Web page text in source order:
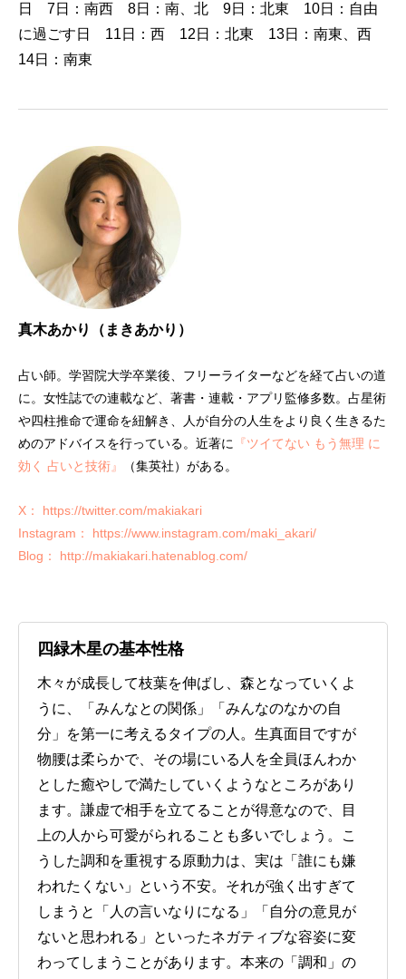
日 7日：南西 8日：南、北 9日：北東 10日：自由
に過ごす日 11日：西 12日：北東 13日：南東、西
14日：南東
真木あかり（まきあかり）
占い師。学習院大学卒業後、フリーライターなどを経て占いの道
に。女性誌での連載など、著書・連載・アプリ監修多数。占星術
や四柱推命で運命を紐解き、人が自分の人生をより良く生きるた
めのアドバイスを行っている。近著に
『ツイてない もう無理 に
効く 占いと技術』
（集英社）がある。
X： https://twitter.com/makiakari
Instagram： https://www.instagram.com/maki_akari/
Blog： http://makiakari.hatenablog.com/
四緑木星の基本性格
木々が成長して枝葉を伸ばし、森となっていくよ
うに、「みんなとの関係」「みんなのなかの自
分」を第一に考えるタイプの人。生真面目ですが
物腰は柔らかで、その場にいる人を全員ほんわか
とした癒やしで満たしていくようなところがあり
ます。謙虚で相手を立てることが得意なので、目
上の人から可愛がられることも多いでしょう。こ
うした調和を重視する原動力は、実は「誰にも嫌
われたくない」という不安。それが強く出すぎて
しまうと「人の言いなりになる」「自分の意見が
ないと思われる」といったネガティブな容姿に変
わってしまうことがあります。本来の「調和」の